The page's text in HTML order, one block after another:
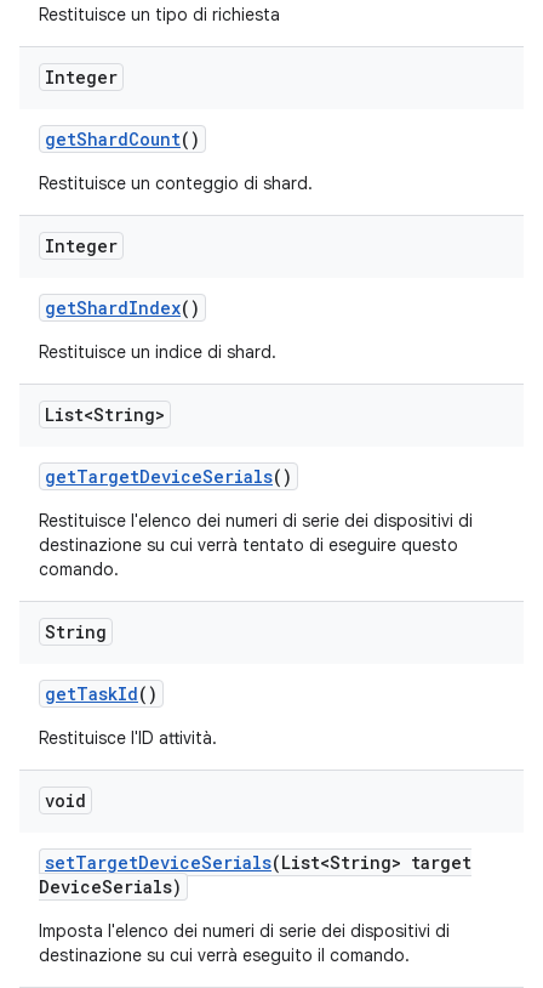
Restituisce un tipo di richiesta
Integer
getShardCount()
Restituisce un conteggio di shard.
Integer
getShardIndex()
Restituisce un indice di shard.
List<String>
getTargetDeviceSerials()
Restituisce l'elenco dei numeri di serie dei dispositivi di
destinazione su cui verrà tentato di eseguire questo
comando.
String
getTaskId()
Restituisce l'ID attività.
void
setTargetDeviceSerials(List<String> target
DeviceSerials)
Imposta l'elenco dei numeri di serie dei dispositivi di
destinazione su cui verrà eseguito il comando.